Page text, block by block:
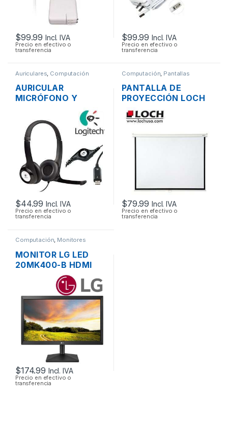
$99.99 Incl. IVA
Precio en efectivo o
transferencia
$99.99 Incl. IVA
Precio en efectivo o
transferencia
Auriculares Computación
AURICULAR
MICRÓFONO Y
VOLUMEN LOGITECH
H390 USB
$44.99 Incl. IVA
Precio en efectivo o
transferencia
Computación Pantallas
PANTALLA DE
PROYECCIÓN LOCH
MS84 MANUAL
PLEGABLE 177 X
PULGADAS)
$79.99 Incl. IVA
Precio en efectivo o
transferencia
Computación, Monitores
MONITOR LG LED
20MK400-B HDMI
VGA FLAT PANEL
WIDE SCREEN DE
20”
$174.99 Incl. IVA
Precio en efectivo o
transferencia